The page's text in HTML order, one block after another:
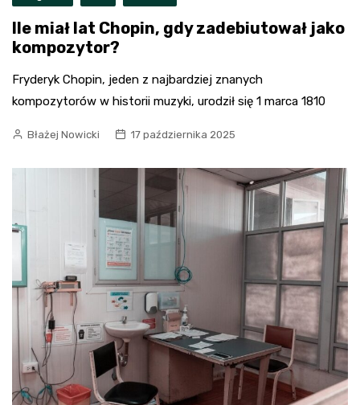
Ile miał lat Chopin, gdy zadebiutował jako
kompozytor?
Fryderyk Chopin, jeden z najbardziej znanych
kompozytorów w historii muzyki, urodził się 1 marca 1810
Błażej Nowicki 17 października 2025